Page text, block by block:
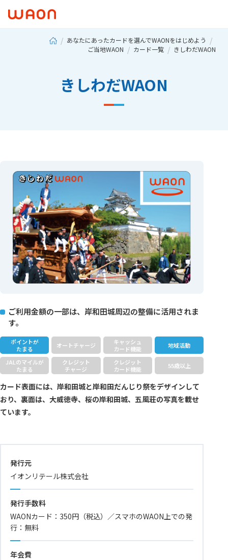
あなたにあったカードを選んでWAONをはじめよう
ご当地WAON
カード一覧 きしわだWAON
きしわだWAON
ご利用金額の一部は、岸和田城周辺の整備に活用されま
す。
ポイントが
たまる
オートチャージ
キャッシュ
カード機能
地域活動
JALのマイルが
たまる
クレジット
チャージ
クレジット
カード機能
55歳以上
カード表面には、岸和田城と岸和田だんじり祭をデザインして
おり、裏面は、大威徳寺、桜の岸和田城、五風荘の写真を載せ
ています。
発行元
イオンリテール株式会社
発行手数料
WAONカード：350円（税込）／スマホのWAON上での発
行：無料
年会費